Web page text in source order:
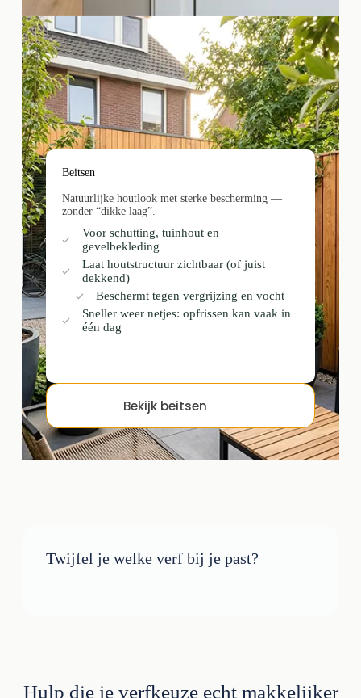
Beitsen
Natuurlijke houtlook met sterke bescherming —
zonder “dikke laag”.
Voor schutting, tuinhout en
gevelbekleding
Laat houtstructuur zichtbaar (of juist
dekkend)
Beschermt tegen vergrijzing en vocht
Sneller weer netjes: opfrissen kan vaak in
één dag
Bekijk beitsen
Twijfel je welke verf bij je past?
Hulp die je verfkeuze echt makkelijker